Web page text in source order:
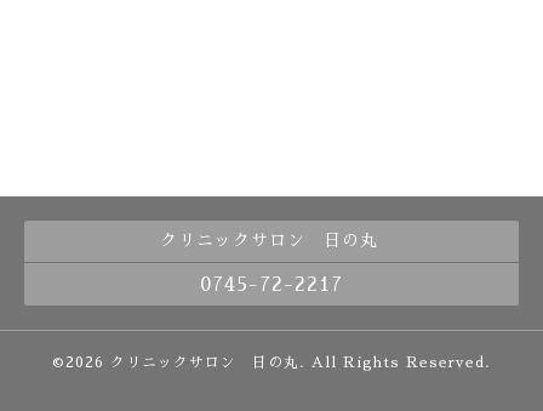
クリニックサロン 日の丸
0745-72-2217
©2026 クリニックサロン 日の丸 . All Rights Reserved.